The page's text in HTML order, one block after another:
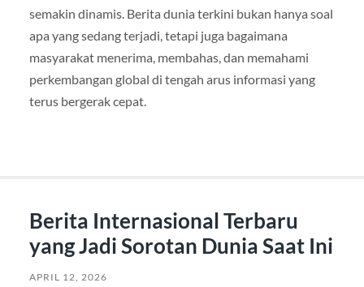
semakin dinamis. Berita dunia terkini bukan hanya soal
apa yang sedang terjadi, tetapi juga bagaimana
masyarakat menerima, membahas, dan memahami
perkembangan global di tengah arus informasi yang
terus bergerak cepat.
Berita Internasional Terbaru
yang Jadi Sorotan Dunia Saat Ini
APRIL 12, 2026